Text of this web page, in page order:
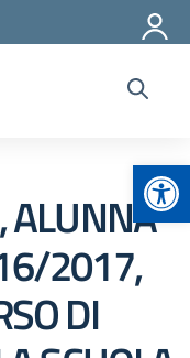
ALUNNA
2017,
DI